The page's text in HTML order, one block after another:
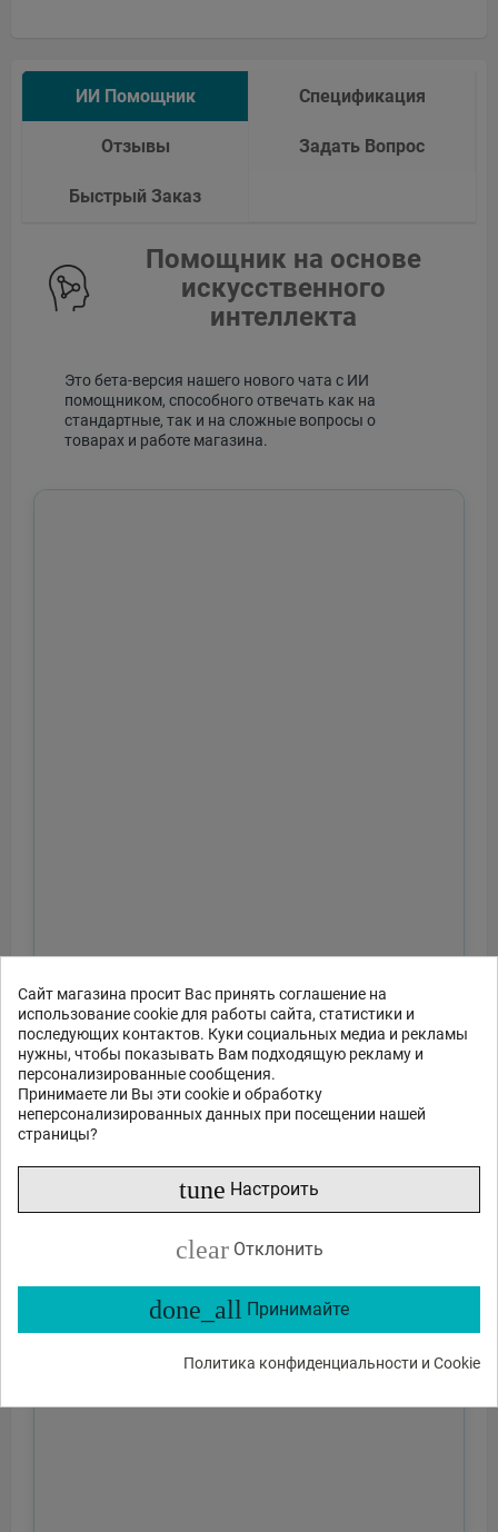
Сайт магазина просит Вас принять соглашение на
использование cookie для работы сайта, статистики и
последующих контактов. Куки социальных медиа и рекламы
нужны, чтобы показывать Вам подходящую рекламу и
персонализированные сообщения.
Принимаете ли Вы эти cookie и обработку
неперсонализированных данных при посещении нашей
страницы?
tune Настроить
clear Отклонить
done_all Принимайте
Политика конфиденциальности и Cookie
ИИ Помощник Спецификация
Отзывы Задать Вопрос
Быстрый Заказ
Помощник на основе
искусственного
интеллекта
Это бета-версия нашего нового чата с ИИ
помощником, способного отвечать как на
стандартные, так и на сложные вопросы о
товарах и работе магазина.